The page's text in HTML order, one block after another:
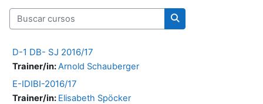
Buscar cursos
Buscar cursos
D-1 DB- SJ 2016/17
Trainer/in:Arnold Schauberger
E-IDIBI-2016/17
Trainer/in: Elisabeth Spöcker